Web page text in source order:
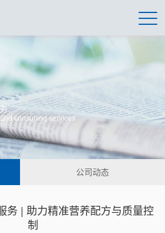
consulting services
公司动态
务 | 助力精准营养配方与质量控
制